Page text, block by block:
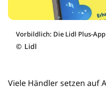
Vorbildlich: Die Lidl Plus-App
© Lidl
Viele Händler setzen auf